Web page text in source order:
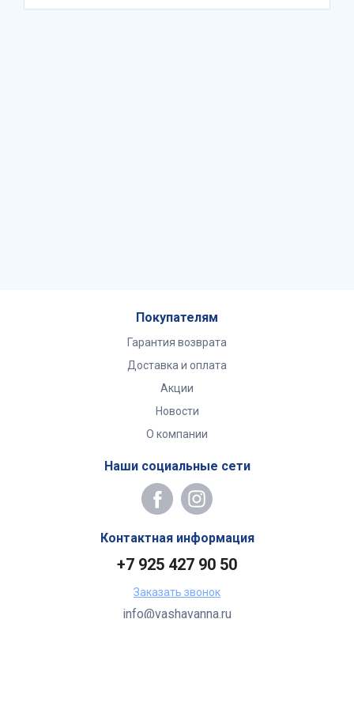
Покупателям
Гарантия возврата
Доставка и оплата
Акции
Новости
О компании
Наши социальные сети
Контактная информация
+7 925 427 90 50
Заказать звонок
info@vashavanna.ru